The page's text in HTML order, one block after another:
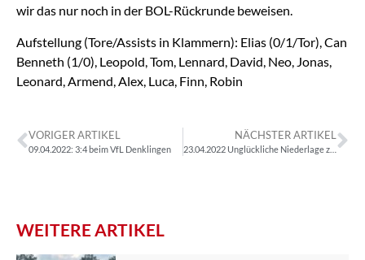
wir das nur noch in der BOL-Rückrunde beweisen.
Aufstellung (Tore/Assists in Klammern): Elias (0/1/Tor), Can
Benneth (1/0), Leopold, Tom, Lennard, David, Neo, Jonas,
Leonard, Armend, Alex, Luca, Finn, Robin
VORIGER ARTIKEL
09.04.2022: 3:4 beim VfL Denklingen
NÄCHSTER ARTIKEL
23.04.2022 Unglückliche Niederlage zum Rückrundenstart
WEITERE ARTIKEL